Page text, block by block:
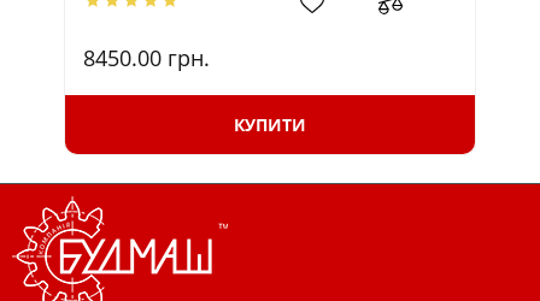
8450.00 грн.
КУПИТИ